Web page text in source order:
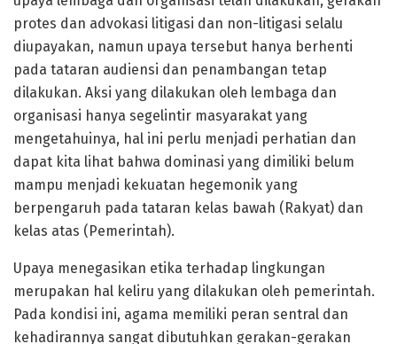
protes dan advokasi litigasi dan non-litigasi selalu
diupayakan, namun upaya tersebut hanya berhenti
pada tataran audiensi dan penambangan tetap
dilakukan. Aksi yang dilakukan oleh lembaga dan
organisasi hanya segelintir masyarakat yang
mengetahuinya, hal ini perlu menjadi perhatian dan
dapat kita lihat bahwa dominasi yang dimiliki belum
mampu menjadi kekuatan hegemonik yang
berpengaruh pada tataran kelas bawah (Rakyat) dan
kelas atas (Pemerintah).
Upaya menegasikan etika terhadap lingkungan
merupakan hal keliru yang dilakukan oleh pemerintah.
Pada kondisi ini, agama memiliki peran sentral dan
kehadirannya sangat dibutuhkan gerakan-gerakan